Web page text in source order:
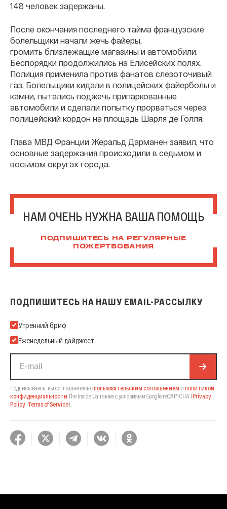
148 человек задержаны.
После окончания последнего тайма французские
болельщики начали жечь файеры,
громить близлежащие магазины и автомобили.
Беспорядки продолжились на Елисейских полях.
Полиция применила против фанатов слезоточивый
газ. Болельщики кидали в полицейских файерболы и
камни, пытались поджечь припаркованные
автомобили и сделали попытку прорваться через
полицейский кордон на площадь Шарля де Голля.
Глава МВД Франции Жеральд Дарманен заявил, что
основные задержания происходили в седьмом и
восьмом округах города.
НАМ ОЧЕНЬ НУЖНА ВАША ПОМОЩЬ
ПОДПИШИТЕСЬ НА РЕГУЛЯРНЫЕ
ПОЖЕРТВОВАНИЯ
ПОДПИШИТЕСЬ НА НАШУ EMAIL-РАССЫЛКУ
Подпишитесь на нашу Email-рассылку
Утренний бриф
Еженедельный дайджест
Подписываясь, вы соглашаетесь спользовательским соглашением и политикой
конфиденциальности The Insider, а также с условиями Google reCAPTCHA (Privacy
Policy, Terms of Service).